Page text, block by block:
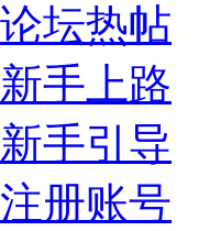
论坛热帖
新手上路
新手引导
注册账号